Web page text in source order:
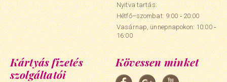
Nyitva tartás:
Hétfő–szombat: 9:00 ‑ 20:00
Vasárnap, ünnepnapokon: 10:00 ‑
16:00
Kártyás fizetés
szolgáltatói
Kövessen minket